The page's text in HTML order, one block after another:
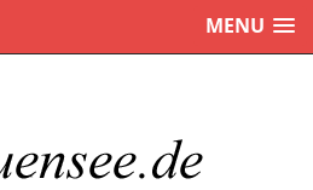
MENU